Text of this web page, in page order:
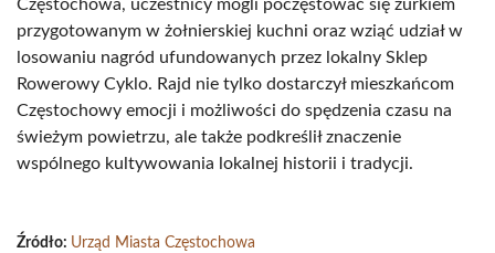
Częstochowa, uczestnicy mogli poczęstować się żurkiem
przygotowanym w żołnierskiej kuchni oraz wziąć udział w
losowaniu nagród ufundowanych przez lokalny Sklep
Rowerowy Cyklo. Rajd nie tylko dostarczył mieszkańcom
Częstochowy emocji i możliwości do spędzenia czasu na
świeżym powietrzu, ale także podkreślił znaczenie
wspólnego kultywowania lokalnej historii i tradycji.
Źródło: Urząd Miasta Częstochowa